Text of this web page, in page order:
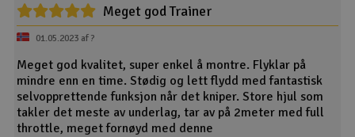
technology, this scale reproduction makes it possible for
almost anyone to learn to fly successfully. And the addition
of telemetry-capable and Smart components including an
ESC, battery and charger (battery and charger sold
separately for the BNF® Basic version), along with the
option to add SAFE Plus® GPS-enabled technology and the
Landing Assist Sensor (LAS), makes learning to fly even
easier than ever before!
Meget god Trainer
01.05.2023 af ?
Meget god kvalitet, super enkel å montre. Flyklar på
mindre enn en time. Stødig og lett flydd med fantastisk
selvopprettende funksjon når det kniper. Store hjul som
takler det meste av underlag, tar av på 2meter med full
throttle, meget fornøyd med denne